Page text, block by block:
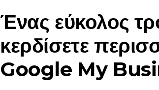
Ένας εύκολος
κερδίσετε
Google My